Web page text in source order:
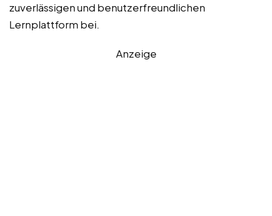
zuverlässigen und benutzerfreundlichen
Lernplattform bei.
Anzeige